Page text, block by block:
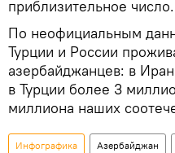
приблизительное число.
По неофициальным
Турции и России
азербайджанцев: в
в Турции более 3
миллиона наших
Инфографика Азербайджан